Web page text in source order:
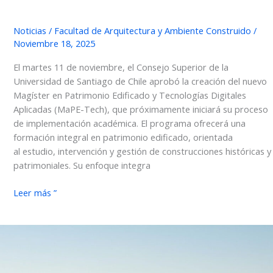
Noticias / Facultad de Arquitectura y Ambiente Construido /
Noviembre 18, 2025
El martes 11 de noviembre, el Consejo Superior de la
Universidad de Santiago de Chile aprobó la creación del nuevo
Magíster en Patrimonio Edificado y Tecnologías Digitales
Aplicadas (MaPE-Tech), que próximamente iniciará su proceso
de implementación académica. El programa ofrecerá una
formación integral en patrimonio edificado, orientada
al estudio, intervención y gestión de construcciones históricas y
patrimoniales. Su enfoque integra
FARAC
Leer más ”